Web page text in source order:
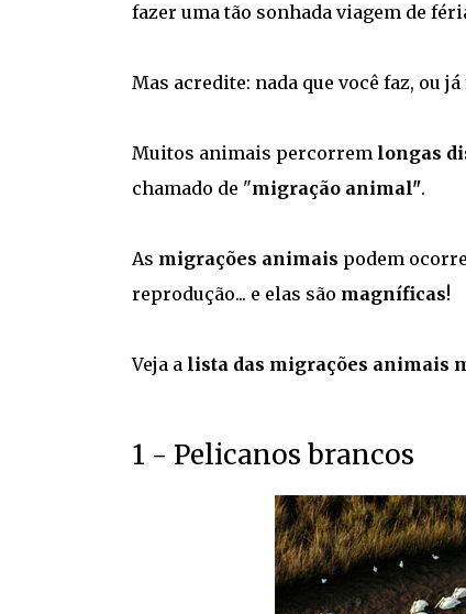
fazer uma tão sonhada viagem de
Mas acredite: nada que você faz, ou
Muitos animais percorrem longas
chamado de "migração animal".
As migrações animais podem
reprodução... e elas são magníficas!
Veja a lista das migrações animais
1 - Pelicanos brancos